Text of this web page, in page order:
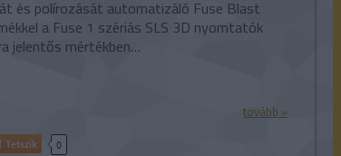
és polírozását automatizáló Fuse Blast
a Fuse 1 szériás SLS 3D nyomtatók
jelentős mértékben…
tovább »
Tetszik 0